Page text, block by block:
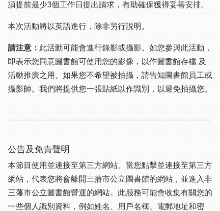
須提 前最少3個工作日提出請求，有助確保獲得妥善安排。
本次活動將以英語進行，除非另行説明。
請注意： 此活動可能會進行錄影或攝影。如您參與此活動，
即表示您同意圖書館可使用您的影像，以作圖書館存檔 及
活動推廣之用。如果您不希望被拍攝，請告知圖書館員工或
攝影師。我們將提供您一張貼紙以作識別，以避免拍攝您。
公告及免責聲明
本節目使用並連接至第三方網站。當您點擊並連接至第三方
網站，代表您將會離開三藩市公立圖書館的網站，並進入非
三藩市公立圖書館營運的網站。此服務可能會收集有關您的
一些個人識別資料，例如姓名、用戶名稱、電郵地址和密